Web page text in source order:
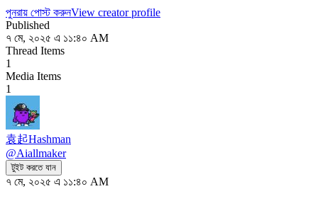
পুনরায় পোস্ট করুনView creator profile
Published
৭ মে, ২০২৫ এ ১১:৪০ AM
Thread Items
1
Media Items
1
袁起Hashman
@Aiallmaker
টুইট করতে যান
৭ মে, ২০২৫ এ ১১:৪০ AM